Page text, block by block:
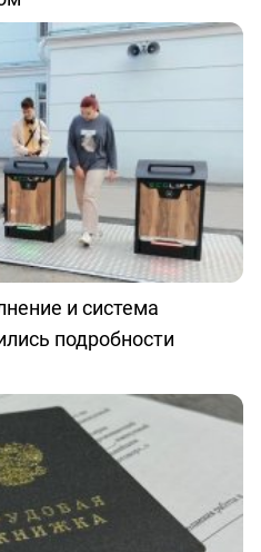
и система
подробности